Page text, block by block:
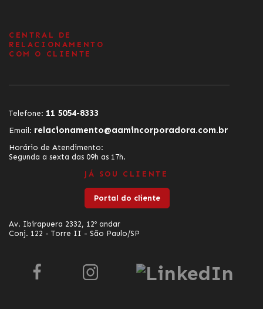
CENTRAL DE
RELACIONAMENTO
COM O CLIENTE
Telefone: 11 5054-8333
Email: relacionamento@aamincorporadora.com.br
Horário de Atendimento:
Segunda a sexta das 09h as 17h.
JÁ SOU CLIENTE
Portal do cliente
Av. Ibirapuera 2332, 12º andar
Conj. 122 - Torre II - São Paulo/SP